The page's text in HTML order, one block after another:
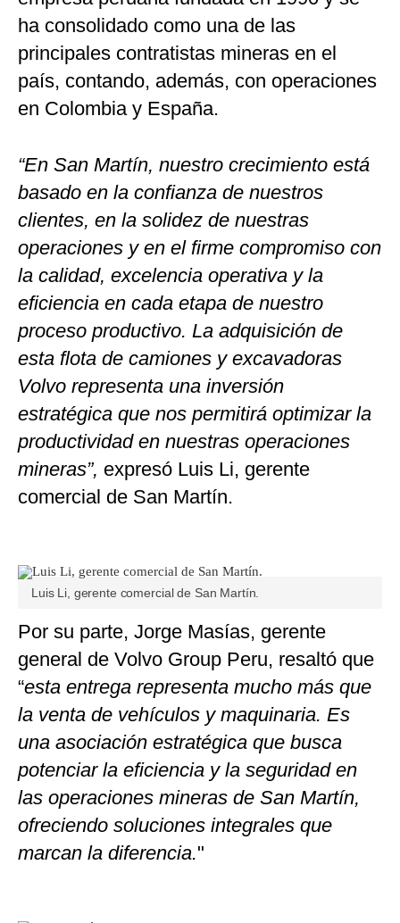
ha consolidado como una de las
principales contratistas mineras en el
país, contando, además, con operaciones
en Colombia y España.
“En San Martín, nuestro crecimiento está
basado en la confianza de nuestros
clientes, en la solidez de nuestras
operaciones y en el firme compromiso con
la calidad, excelencia operativa y la
eficiencia en cada etapa de nuestro
proceso productivo. La adquisición de
esta flota de camiones y excavadoras
Volvo representa una inversión
estratégica que nos permitirá optimizar la
productividad en nuestras operaciones
mineras”, expresó Luis Li, gerente
comercial de San Martín.
Luis Li, gerente comercial de San Martín.
Por su parte, Jorge Masías, gerente
general de Volvo Group Peru, resaltó que
“esta entrega representa mucho más que
la venta de vehículos y maquinaria. Es
una asociación estratégica que busca
potenciar la eficiencia y la seguridad en
las operaciones mineras de San Martín,
ofreciendo soluciones integrales que
marcan la diferencia."